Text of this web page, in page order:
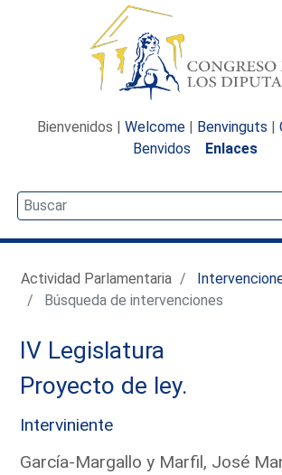
Bienvenidos | Welcome | Benvinguts |
Benvidos
Enlaces
Actividad Parlamentaria
Búsqueda de intervenciones
IV Legislatura
Proyecto de ley.
Interviniente
García-Margallo y Marfil, José